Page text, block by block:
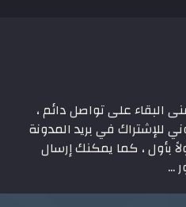
البقاء على تواصل دائم ،
للإشتراك في بريد المدونة
بأول ، كما يمكنك إرسال
...